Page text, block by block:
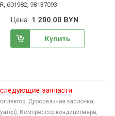
601982, 98137093
Цена 1 200.00 BYN
Купить
запчасти:
Дроссельная заслонка,
Компрессор кондиционера,